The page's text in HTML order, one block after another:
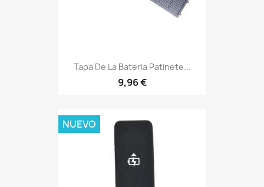
Tapa De La Bateria Patinete...
9,96 €
NUEVO